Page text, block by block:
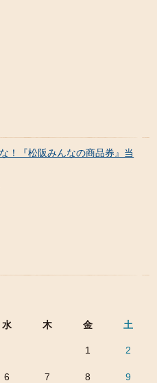
！『松阪みんなの商品券』当
水 木 金 土
1 2
6 7 8 9